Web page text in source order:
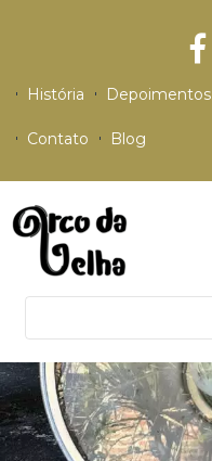
História Depoimentos
Contato Blog